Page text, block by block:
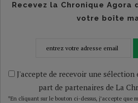
Recevez la Chronique Agora
votre boîte
J'accepte de recevoir une sélection
part de partenaires de La
*En cliquant sur le bouton ci-dessus, j’accepte que